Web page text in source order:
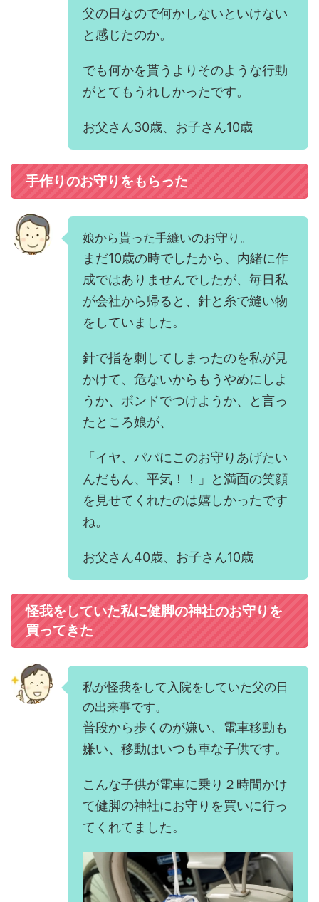
父の日なので何かしないといけない
と感じたのか。
でも何かを貰うよりそのような行動
がとてもうれしかったです。
お父さん30歳、お子さん10歳
手作りのお守りをもらった
娘から貰った手縫いのお守り。
まだ10歳の時でしたから、内緒に作
成ではありませんでしたが、毎日私
が会社から帰ると、針と糸で縫い物
をしていました。
針で指を刺してしまったのを私が見
かけて、危ないからもうやめにしよ
うか、ボンドでつけようか、と言っ
たところ娘が、
「イヤ、パパにこのお守りあげたい
んだもん、平気！！」と満面の笑顔
を見せてくれたのは嬉しかったです
ね。
お父さん40歳、お子さん10歳
怪我をしていた私に健脚の神社のお守りを
買ってきた
私が怪我をして入院をしていた父の日
の出来事です。
普段から歩くのが嫌い、電車移動も
嫌い、移動はいつも車な子供です。
こんな子供が電車に乗り２時間かけ
て健脚の神社にお守りを買いに行っ
てくれてました。